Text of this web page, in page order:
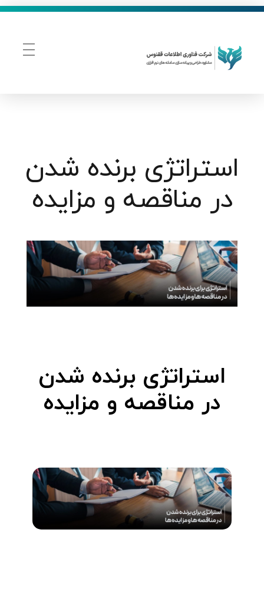
استراتژی برنده شدن
در مناقصه و مزایده
استراتژی برنده شدن
در مناقصه و مزایده